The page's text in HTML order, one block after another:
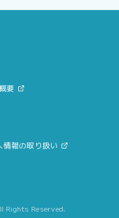
要
情報の取り扱い
Rights Reserved.